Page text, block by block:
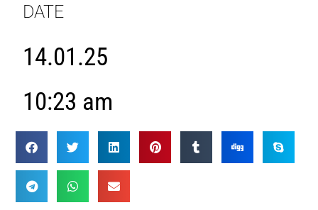
DATE
14.01.25
10:23 am